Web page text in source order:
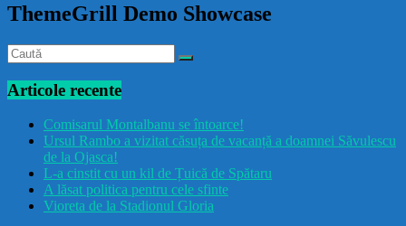
ThemeGrill Demo Showcase
Articole recente
Comisarul Montalbanu se întoarce!
Ursul Rambo a vizitat căsuța de vacanță a doamnei Săvulescu
de la Ojasca!
L-a cinstit cu un kil de Țuică de Spătaru
A lăsat politica pentru cele sfinte
Vioreta de la Stadionul Gloria